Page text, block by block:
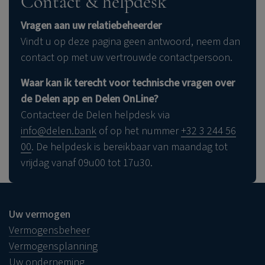
online veiligheid
Bij twijfel: neem zelf rechtstreeks contact op met
uw vertrouwde contactpersoon, idealiter via de
Delen app.
Lees zeker ookonze andere tips voor online
veiligheid.
verander het van tijd tot tijd
hergebruik nooit oude wachtwoorden
hier
Lees zeker ookonze andere tips voor online
veiligheid.
veiligheid.
Meer informatie leest u in
ons blogartikel.
Vragen aan uw relatiebeheerder
Vindt u op deze pagina geen antwoord, neem dan
contact op met uw vertrouwde contactpersoon.
Waar kan ik terecht voor technische vragen over
de Delen app en Delen OnLine?
Contacteer de Delen helpdesk via
info@delen.bank of op het nummer +32 3 244 56
00. De helpdesk is bereikbaar van maandag tot
vrijdag vanaf 09u00 tot 17u30.
Uw vermogen
Vermogensbeheer
Vermogensplanning